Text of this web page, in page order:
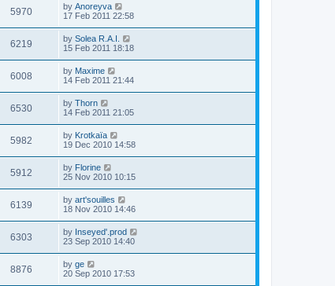
5970 by Anoreyva
17 Feb 2011 22:58
6219 by Solea R.A.I.
15 Feb 2011 18:18
6008 by Maxime
14 Feb 2011 21:44
6530 by Thorn
14 Feb 2011 21:05
5982 by Krotkaïa
19 Dec 2010 14:58
5912 by Florine
25 Nov 2010 10:15
6139 by art'souilles
18 Nov 2010 14:46
6303 by Inseyed'.prod
23 Sep 2010 14:40
8876 by ge
20 Sep 2010 17:53